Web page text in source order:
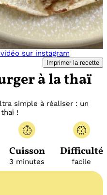
sur instagram
Imprimer la recette
à la thaï
simple à réaliser : un
!
Cuisson
3 minutes
Difficulté
facile